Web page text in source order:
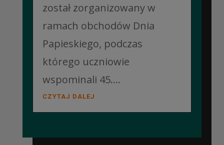
został zorganizowany w
ramach obchodów Dnia
Papieskiego, podczas
którego uczniowie
wspominali 45....
CZYTAJ DALEJ